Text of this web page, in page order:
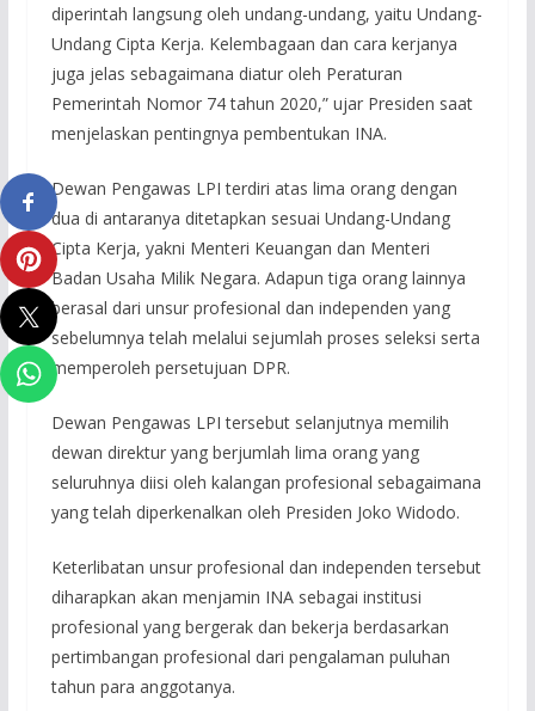
diperintah langsung oleh undang-undang, yaitu Undang-
Undang Cipta Kerja. Kelembagaan dan cara kerjanya
juga jelas sebagaimana diatur oleh Peraturan
Pemerintah Nomor 74 tahun 2020,” ujar Presiden saat
menjelaskan pentingnya pembentukan INA.
Dewan Pengawas LPI terdiri atas lima orang dengan
dua di antaranya ditetapkan sesuai Undang-Undang
Cipta Kerja, yakni Menteri Keuangan dan Menteri
Badan Usaha Milik Negara. Adapun tiga orang lainnya
berasal dari unsur profesional dan independen yang
sebelumnya telah melalui sejumlah proses seleksi serta
memperoleh persetujuan DPR.
Dewan Pengawas LPI tersebut selanjutnya memilih
dewan direktur yang berjumlah lima orang yang
seluruhnya diisi oleh kalangan profesional sebagaimana
yang telah diperkenalkan oleh Presiden Joko Widodo.
Keterlibatan unsur profesional dan independen tersebut
diharapkan akan menjamin INA sebagai institusi
profesional yang bergerak dan bekerja berdasarkan
pertimbangan profesional dari pengalaman puluhan
tahun para anggotanya.